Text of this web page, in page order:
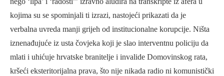
kojima su se spominjali ti izrazi, nastojeći prikazati da je
verbalna uvreda manji grijeh od institucionalne korupcije. Ništa
iznenađujuće iz usta čovjeka koji je slao interventnu policiju da
mlati i uhićuje hrvatske branitelje i invalide Domovinskog rata,
kršeći eksteritorijalna prava, što nije nikada radio ni komunistički